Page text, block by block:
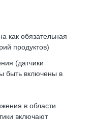
​​как обязательная
продуктов)
(датчики
быть включены в
в области
включают